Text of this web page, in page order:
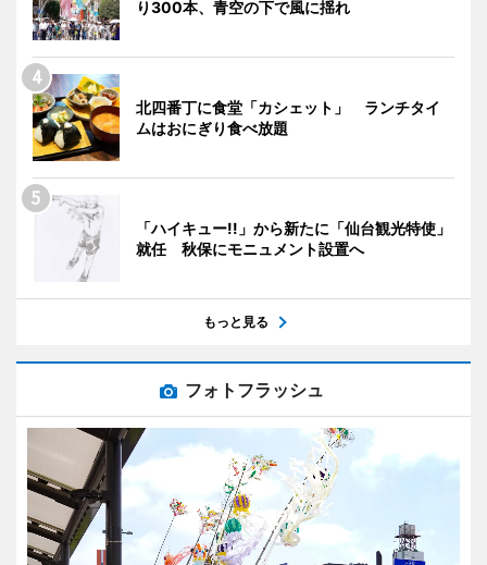
り300本、青空の下で風に揺れ
北四番丁に食堂「カシェット」 ランチタイ
ムはおにぎり食べ放題
「ハイキュー!!」から新たに「仙台観光特使」
就任 秋保にモニュメント設置へ
もっと見る
フォトフラッシュ